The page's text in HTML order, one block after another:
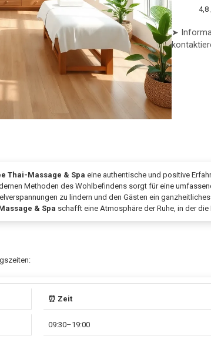
4,8
➤
Thai-Massage & Spa eine authentische und positive
Methoden des Wohlbefindens sorgt für eine
zu lindern und den Gästen ein
& Spa schafft eine Atmosphäre der Ruhe, in der
⏰ Zeit
09:30–19:00